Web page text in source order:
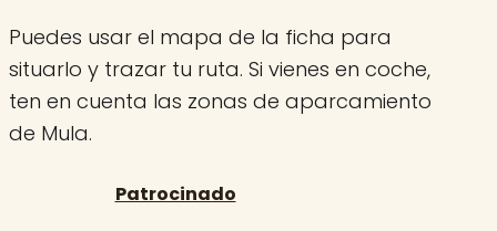
Puedes usar el mapa de la ficha para
situarlo y trazar tu ruta. Si vienes en coche,
ten en cuenta las zonas de aparcamiento
de Mula.